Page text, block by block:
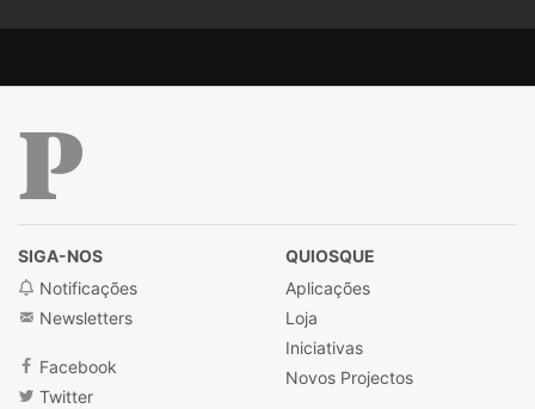
SIGA-NOS
Notificações
Newsletters
Facebook
Twitter
QUIOSQUE
Aplicações
Loja
Iniciativas
Novos Projectos